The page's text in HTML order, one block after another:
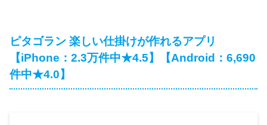
ピタゴラン 楽しい仕掛けが作れるアプリ
【iPhone：2.3万件中★4.5】【Android：6,690
件中★4.0】